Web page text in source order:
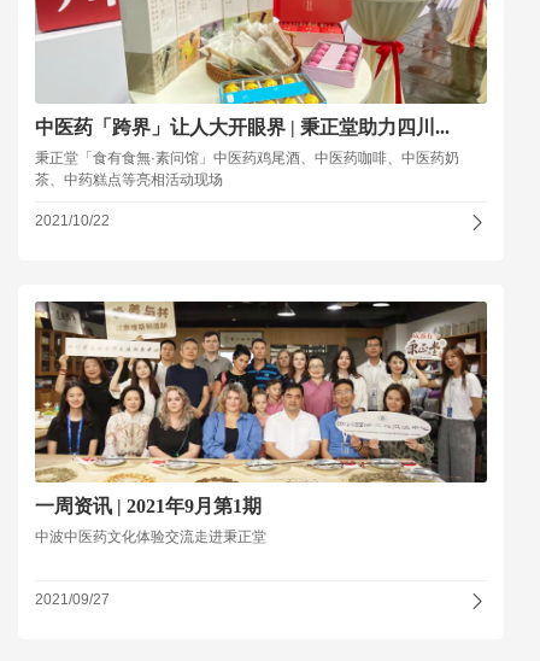
中医药「跨界」让人大开眼界 | 秉正堂助力四川...
秉正堂「食有食無·素问馆」中医药鸡尾酒、中医药咖啡、中医药奶
茶、中药糕点等亮相活动现场
2021/10/22
一周资讯 | 2021年9月第1期
中波中医药文化体验交流走进秉正堂
2021/09/27